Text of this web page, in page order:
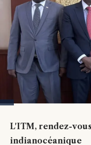
L'ITM, rendez-
indianocéanique